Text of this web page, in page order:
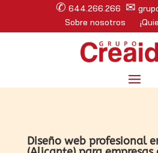
✆ 644.266.266 ✉
Sobre nosotros
Diseño web profesional